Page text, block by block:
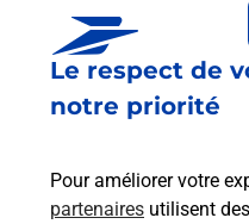
Le respect de
notre priorité
Pour améliorer votre
partenaires utilisent